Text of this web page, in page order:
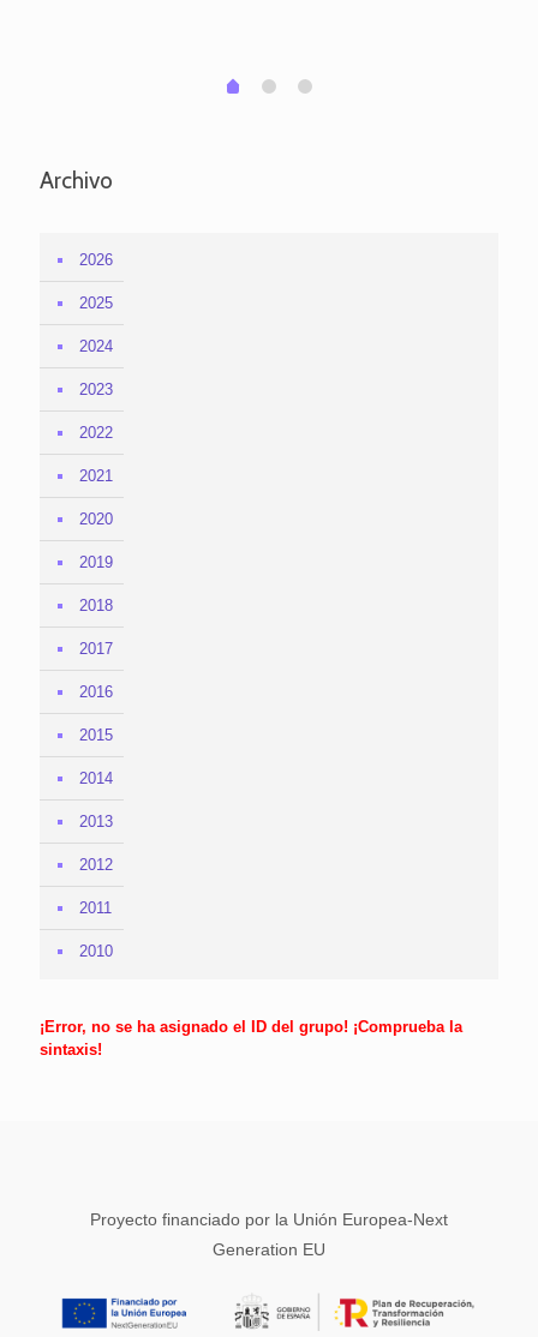
0 1 2
Archivo
2026
2025
2024
2023
2022
2021
2020
2019
2018
2017
2016
2015
2014
2013
2012
2011
2010
¡Error, no se ha asignado el ID del grupo! ¡Comprueba la
sintaxis!
Proyecto financiado por la Unión Europea-Next
Generation EU